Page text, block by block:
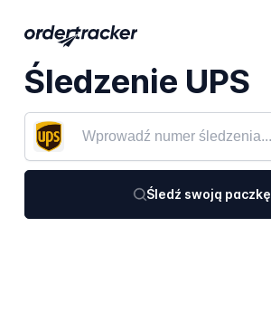
Śledzenie UPS
Śledź swoją paczkę